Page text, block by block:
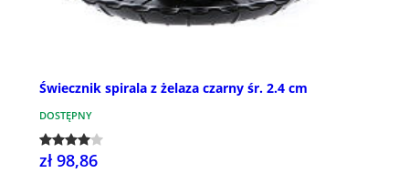
Świecznik spirala z żelaza czarny śr. 2.4 cm
DOSTĘPNY
zł 98,86